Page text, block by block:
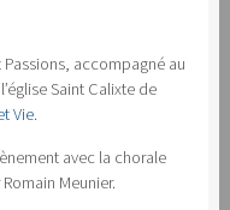
accompagné au
Saint Calixte de
Vie.
avec la chorale
Meunier.